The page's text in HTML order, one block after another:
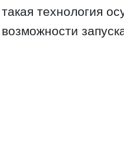
такая технология
возможности